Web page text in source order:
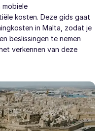
mobiele
kosten. Deze gids gaat
in Malta, zodat je
beslissingen te nemen
verkennen van deze